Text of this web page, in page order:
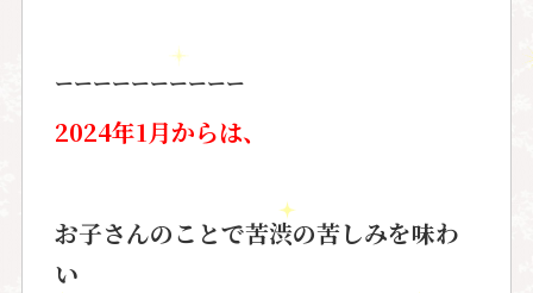
ーーーーーーーーーー
2024年1月からは、
お子さんのことで苦渋の苦しみを味わ
い